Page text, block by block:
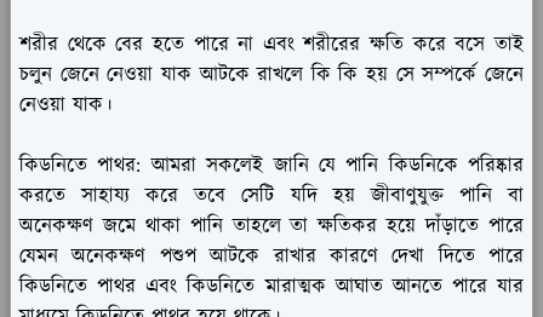
শরীর থেকে বের হতে পারে না এবং শরীরের ক্ষতি করে বসে তাই
চলুন জেনে নেওয়া যাক আটকে রাখলে কি কি হয় সে সম্পর্কে জেনে
নেওয়া যাক।
কিডনিতে পাথর: আমরা সকলেই জানি যে পানি কিডনিকে পরিষ্কার
করতে সাহায্য করে তবে সেটি যদি হয় জীবাণুযুক্ত পানি বা
অনেকক্ষণ জমে থাকা পানি তাহলে তা ক্ষতিকর হয়ে দাঁড়াতে পারে
যেমন অনেকক্ষণ পশুপ আটকে রাখার কারণে দেখা দিতে পারে
কিডনিতে পাথর এবং কিডনিতে মারাত্মক আঘাত আনতে পারে যার